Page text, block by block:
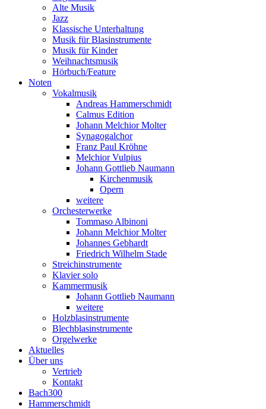
Alte Musik
Jazz
Klassische Unterhaltung
Musik für Blasinstrumente
Musik für Kinder
Weihnachtsmusik
Hörbuch/Feature
Noten
Vokalmusik
Andreas Hammerschmidt
Calmus Edition
Johann Melchior Molter
Synagogalchor
Franz Paul Kröhne
Melchior Vulpius
Johann Gottlieb Naumann
Kirchenmusik
Opern
weitere
Orchesterwerke
Tommaso Albinoni
Johann Melchior Molter
Johannes Gebhardt
Friedrich Wilhelm Stade
Streichinstrumente
Klavier solo
Kammermusik
Johann Gottlieb Naumann
weitere
Holzblasinstrumente
Blechblasinstrumente
Orgelwerke
Aktuelles
Über uns
Vertrieb
Kontakt
Bach300
Hammerschmidt